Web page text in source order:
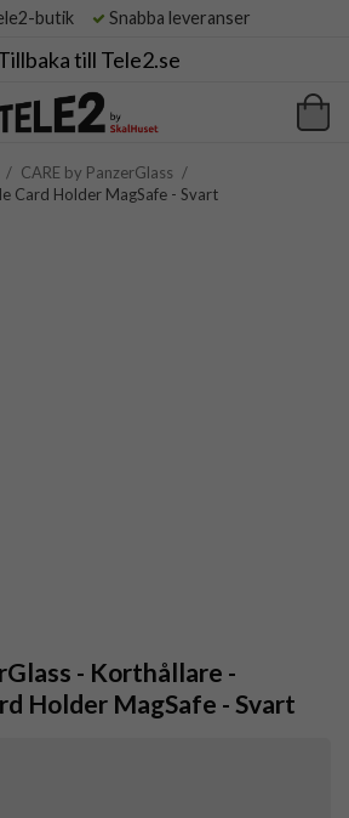
butik Snabba leveranser
till Tele2.se
/ CARE by PanzerGlass /
Card Holder MagSafe - Svart
- Korthållare -
Holder MagSafe - Svart